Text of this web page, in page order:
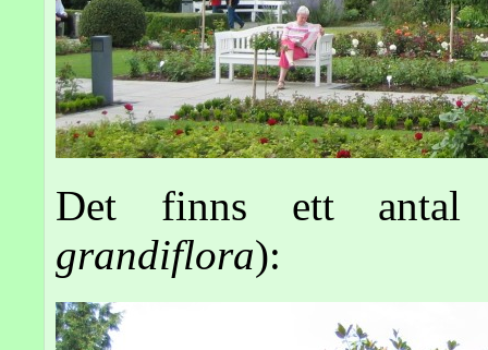
Det finns ett antal
grandiflora):